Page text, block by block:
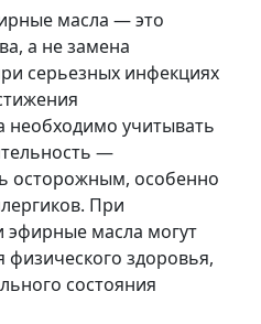
масла — это
а не замена
серьезных инфекциях
необходимо учитывать
—
осторожным, особенно
При
масла могут
физического здоровья,
состояния